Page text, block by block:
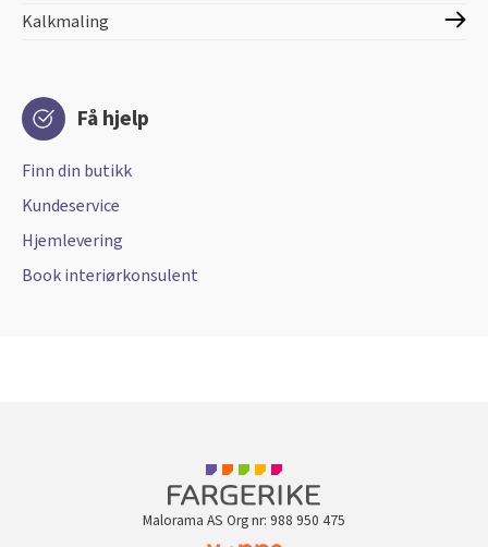
Kalkmaling
Få hjelp
Finn din butikk
Kundeservice
Hjemlevering
Book interiørkonsulent
Malorama AS Org nr: 988 950 475